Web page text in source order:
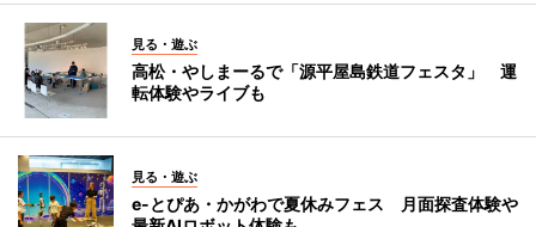
見る・遊ぶ
高松・やしまーるで「源平屋島鉄道フェスタ」 運
転体験やライブも
見る・遊ぶ
e-とぴあ・かがわで夏休みフェス 月面探査体験や